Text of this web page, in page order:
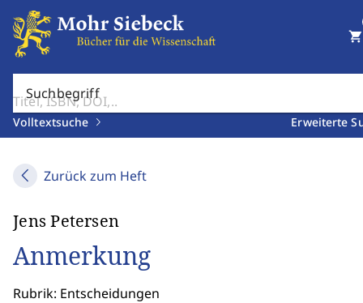
Suchbegriff
Volltextsuche Erweiterte
shopping_cart
Zurück zum Heft
Jens Petersen
Anmerkung
Rubrik: Entscheidungen